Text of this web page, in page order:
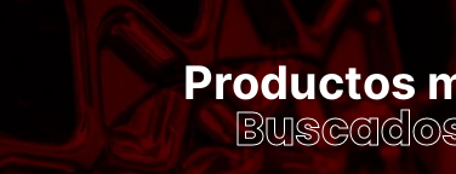
Productos